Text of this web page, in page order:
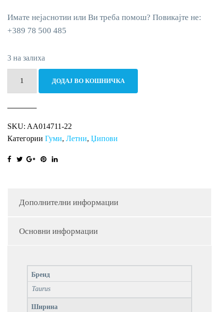
Имате нејаснотии или Ви треба помош? Повикајте не:
+389 78 500 485
3 на залиха
TAURUS
количина
ДОДАЈ ВО КОШНИЧКА
SKU: AA014711-22
Категории Гуми, Летни, Џипови
Дополнителни информации
Основни информации
Бренд
Taurus
Ширина